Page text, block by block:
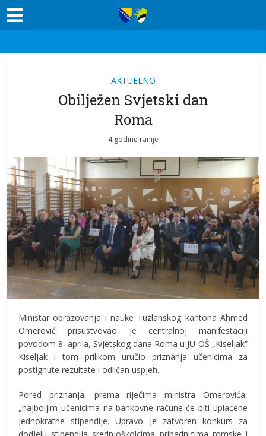
AKTUELNO
Obilježen Svjetski dan
Roma
4 godine ranije
Ministar obrazovanja i nauke Tuzlanskog kantona Ahmed
Omerović prisustvovao je centralnoj manifestaciji
povodom 8. aprila, Svjetskog dana Roma u JU OŠ „Kiseljak”
Kiseljak i tom prilikom uručio priznanja učenicima za
postignute rezultate i odličan uspjeh.
Pored priznanja, prema riječima ministra Omerovića,
„najboljim učenicima na bankovne račune će biti uplaćene
jednokratne stipendije. Upravo je zatvoren konkurs za